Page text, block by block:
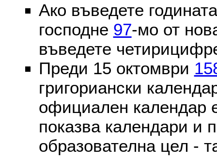
Ако въведете
господне 97-мо от
въведете
Преди 15 октомври
григориански
официален календар
показва календари и
образователна цел -